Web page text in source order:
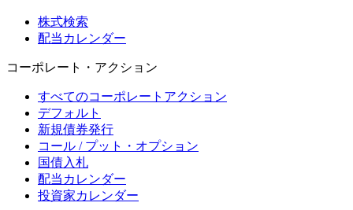
株式検索
配当カレンダー
コーポレート・アクション
すべてのコーポレートアクション
デフォルト
新規債券発行
コール / プット・オプション
国債入札
配当カレンダー
投資家カレンダー